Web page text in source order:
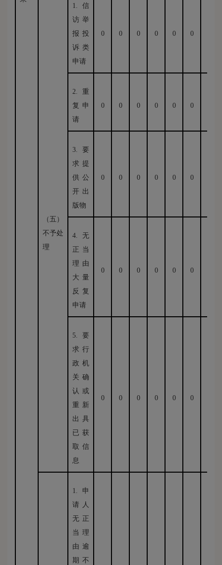
（五）
不予处
理
1.信
访举
报投
诉类
申请
0 0 0 0 0 0
2.重
复申
请
0 0 0 0 0 0
3.要
求提
供公
开出
版物
0 0 0 0 0 0
4.无
正当
理由
大量
反复
申请
0 0 0 0 0 0
5.要
求行
政机
关确
认或
重新
出具
已获
取信
息
0 0 0 0 0
0
1.申
请人
无正
当理
由逾
期不